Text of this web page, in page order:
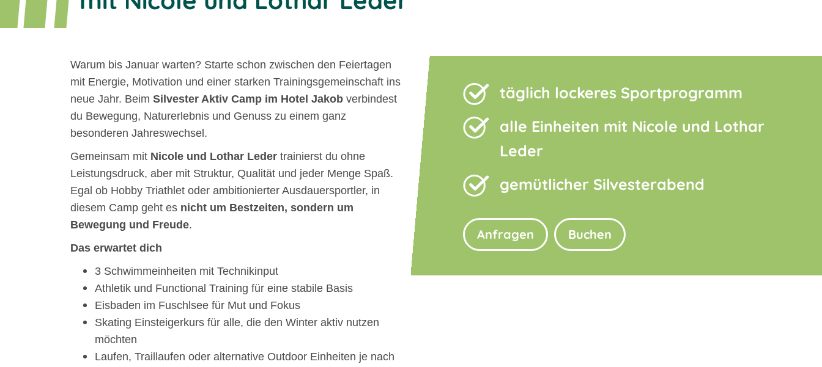
Warum bis Januar warten? Starte schon zwischen den Feiertagen
mit Energie, Motivation und einer starken Trainingsgemeinschaft ins
neue Jahr. Beim Silvester Aktiv Camp im Hotel Jakob verbindest
du Bewegung, Naturerlebnis und Genuss zu einem ganz
besonderen Jahreswechsel.
Gemeinsam mit Nicole und Lothar Leder trainierst du ohne
Leistungsdruck, aber mit Struktur, Qualität und jeder Menge Spaß.
Egal ob Hobby Triathlet oder ambitionierter Ausdauersportler, in
diesem Camp geht es nicht um Bestzeiten, sondern um
Bewegung und Freude.
Das erwartet dich
3 Schwimmeinheiten mit Technikinput
Athletik und Functional Training für eine stabile Basis
Eisbaden im Fuschlsee für Mut und Fokus
Skating Einsteigerkurs für alle, die den Winter aktiv nutzen
möchten
Laufen, Traillaufen oder alternative Outdoor Einheiten je nach
täglich lockeres Sportprogramm
alle Einheiten mit Nicole und Lothar
Leder
gemütlicher Silvesterabend
Anfragen Buchen